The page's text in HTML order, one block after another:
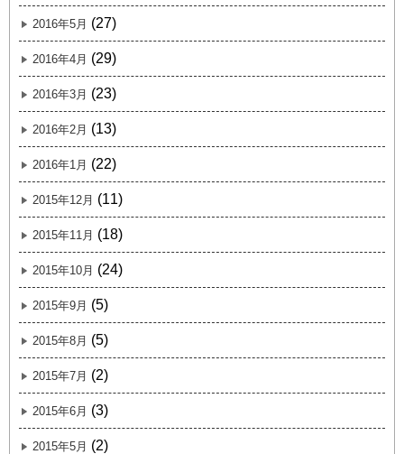
2016年5月 (27)
2016年4月 (29)
2016年3月 (23)
2016年2月 (13)
2016年1月 (22)
2015年12月 (11)
2015年11月 (18)
2015年10月 (24)
2015年9月 (5)
2015年8月 (5)
2015年7月 (2)
2015年6月 (3)
2015年5月 (2)